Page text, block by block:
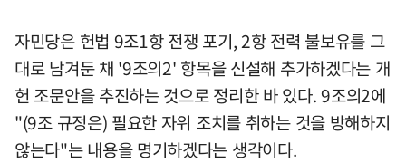
자민당은 헌법 9조1항 전쟁 포기, 2항 전력 불보유를 그
대로 남겨둔 채 '9조의2' 항목을 신설해 추가하겠다는 개
헌 조문안을 추진하는 것으로 정리한 바 있다. 9조의2에
"(9조 규정은) 필요한 자위 조치를 취하는 것을 방해하지
않는다"는 내용을 명기하겠다는 생각이다.